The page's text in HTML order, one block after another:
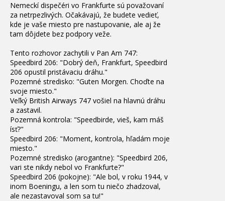
Nemeckí dispečéri vo Frankfurte sú považovaní
za netrpezlivých. Očakávajú, že budete vedieť,
kde je vaše miesto pre nastupovanie, ale aj že
tam dôjdete bez podpory veže.
Tento rozhovor zachytili v Pan Am 747:
Speedbird 206: "Dobrý deň, Frankfurt, Speedbird
206 opustil pristávaciu dráhu."
Pozemné stredisko: "Guten Morgen. Choďte na
svoje miesto."
Veľký British Airways 747 vošiel na hlavnú dráhu
a zastavil.
Pozemná kontrola: "Speedbirde, vieš, kam máš
ísť?"
Speedbird 206: "Moment, kontrola, hľadám moje
miesto."
Pozemné stredisko (arogantne): "Speedbird 206,
vari ste nikdy nebol vo Frankfurte?"
Speedbird 206 (pokojne): "Ale bol, v roku 1944, v
inom Boeningu, a len som tu niečo zhadzoval,
ale nezastavoval som sa tu!"